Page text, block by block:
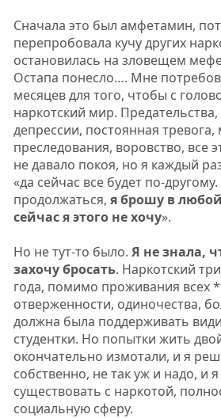
Сначала это был амфетамин,
перепробовала кучу других
остановилась на зловещем
Остапа понесло…. Мне
месяцев для того, чтобы с
наркотский мир.
депрессии, постоянная
преследования, воровство, все
не давало покоя, но я каждый
«да сейчас все будет по-
продолжаться, я брошу в
сейчас я этого не хочу».
Но не тут-то было. Я не знала,
захочу бросать. Наркотский
года, помимо проживания всех
отверженности, одиночества,
должна была поддерживать
студентки. Но попытки жить
окончательно измотали, и я
собственно, не так уж и надо, и
существовать с наркотой,
социальную сферу.